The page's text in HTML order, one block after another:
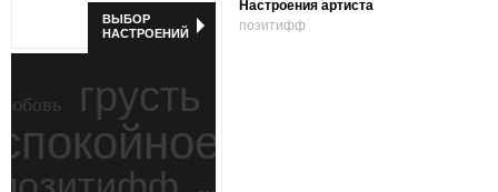
ВЫБОР
НАСТРОЕНИЙ
грусть
Настроения артиста
позитифф